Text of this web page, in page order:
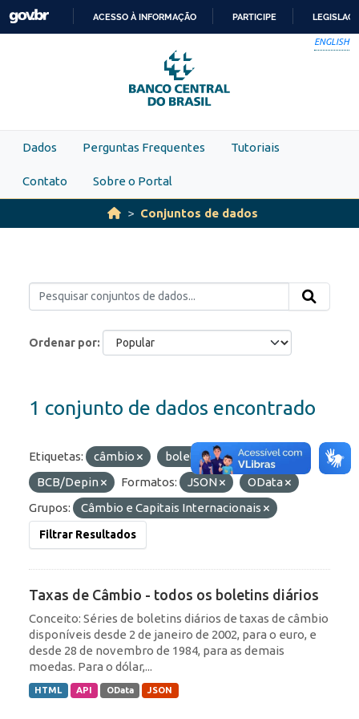
Skip to main content
PARA
O
CONTEÚDO
ACESSO À INFORMAÇÃO PARTICIPE
ENGLISH
Dados Perguntas Frequentes Tutoriais
Contato Sobre o Portal
Conjuntos de dados
Ordenar por
1 conjunto de dados encontrado
Etiquetas: câmbio boletim
Organizações:
BCB/Depin
Formatos: JSON
OData
Grupos:
Câmbio e Capitais Internacionais
Filtrar Resultados
Taxas de Câmbio - todos os boletins diários
Conceito: Séries de boletins diários de taxas de câmbio
disponíveis desde 2 de janeiro de 2002, para o euro, e
desde 28 de novembro de 1984, para as demais
moedas. Para o dólar,...
HTML API OData JSON